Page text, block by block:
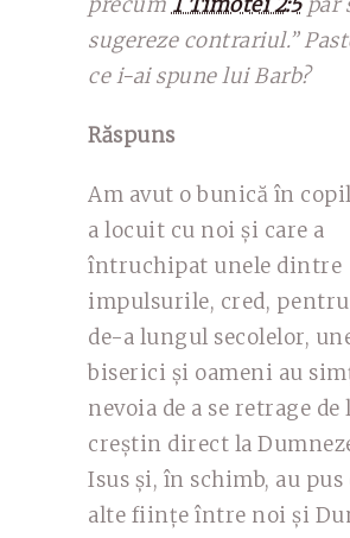
sugereze contrariul.”
ce i-ai spune lui Barb?
Răspuns
Am avut o bunică în
a locuit cu noi și care a
întruchipat unele dintre
impulsurile, cred, pentru
de-a lungul secolelor,
biserici și oameni au
nevoia de a se retrage de
creștin direct la
Isus și, în schimb, au pus
alte ființe între noi și